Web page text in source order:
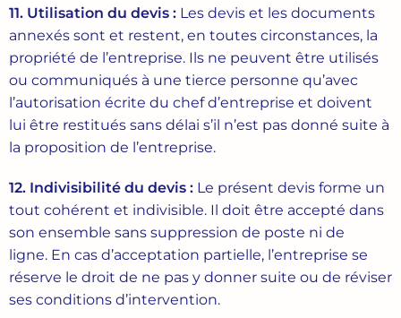
11. Utilisation du devis : Les devis et les documents
annexés sont et restent, en toutes circonstances, la
propriété de l’entreprise. Ils ne peuvent être utilisés
ou communiqués à une tierce personne qu’avec
l’autorisation écrite du chef d’entreprise et doivent
lui être restitués sans délai s’il n’est pas donné suite à
la proposition de l’entreprise.
12. Indivisibilité du devis : Le présent devis forme un
tout cohérent et indivisible. Il doit être accepté dans
son ensemble sans suppression de poste ni de
ligne. En cas d’acceptation partielle, l’entreprise se
réserve le droit de ne pas y donner suite ou de réviser
ses conditions d’intervention.